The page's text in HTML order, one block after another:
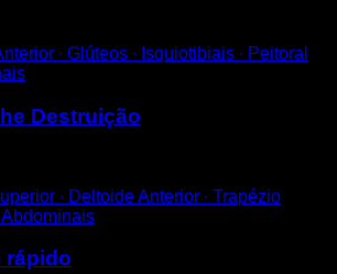
∙ Glúteos ∙ Isquiotibiais ∙ Peitoral
Destruição
∙ Deltoide Anterior ∙ Trapézio
Abdominais
rápido